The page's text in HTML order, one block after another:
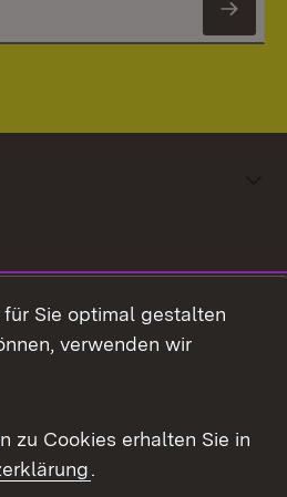
Sie optimal gestalten
verwenden wir
zu Cookies erhalten Sie in
.